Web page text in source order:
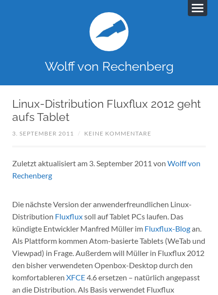
Wolff von Rechenberg
Linux-Distribution Fluxflux 2012 geht
aufs Tablet
3. SEPTEMBER 2011 / KEINE KOMMENTARE
Zuletzt aktualisiert am 3. September 2011 von Wolff von
Rechenberg
Die nächste Version der anwenderfreundlichen Linux-
Distribution Fluxfluxsoll auf Tablet PCs laufen. Das
kündigte Entwickler Manfred Müller im Fluxflux-Blogan.
Als Plattform kommen Atom-basierte Tablets (WeTab und
Viewpad) in Frage. Außerdem will Müller in Fluxflux 2012
den bisher verwendeten Openbox-Desktop durch den
komfortableren XFCE4.6 ersetzen – natürlich angepasst
an die Distribution. Als Basis verwendet Fluxflux